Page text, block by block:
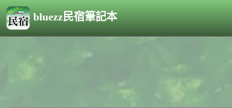
bluezz民宿筆記本